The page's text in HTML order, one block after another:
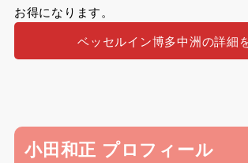
お得になります。
ベッセルイン博多中洲の詳細
小田和正 プロフィール